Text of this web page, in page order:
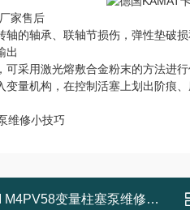
家售后
轴的轴承、联轴节损伤，弹性垫破
出
可采用激光熔敷合金粉末的方法进
量机构，在控制活塞上划出阶痕
维修小技巧
变量柱塞泵维修诊断方法